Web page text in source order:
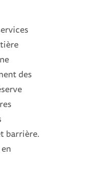
des
barrière.